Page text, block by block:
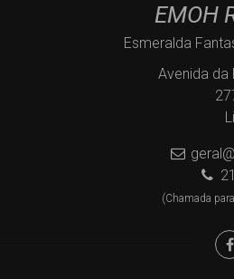
EMOH
Esmeralda
Avenida da
(Chamada